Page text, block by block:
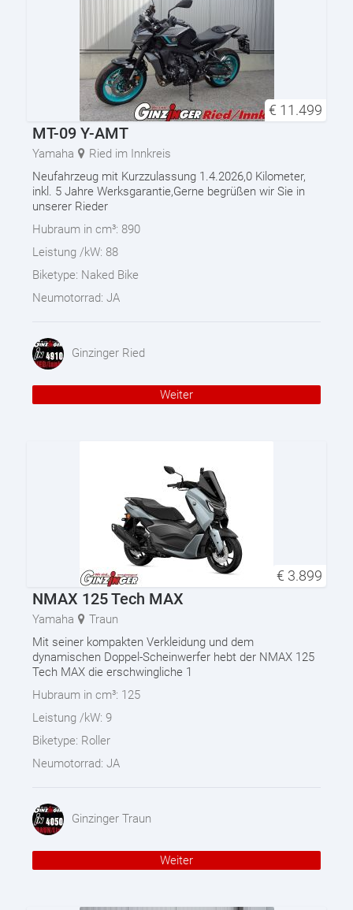
€ 11.499
MT-09 Y-AMT
Yamaha
Ried im Innkreis
Neufahrzeug mit Kurzzulassung 1.4.2026,0 Kilometer,
inkl. 5 Jahre Werksgarantie,Gerne begrüßen wir Sie in
unserer Rieder
Hubraum in cm³: 890
Leistung /kW: 88
Biketype: Naked Bike
Neumotorrad: JA
Ginzinger Ried
Weiter
€ 3.899
NMAX 125 Tech MAX
Yamaha
Traun
Mit seiner kompakten Verkleidung und dem
dynamischen Doppel-Scheinwerfer hebt der NMAX 125
Tech MAX die erschwingliche 1
Hubraum in cm³: 125
Leistung /kW: 9
Biketype: Roller
Neumotorrad: JA
Ginzinger Traun
Weiter